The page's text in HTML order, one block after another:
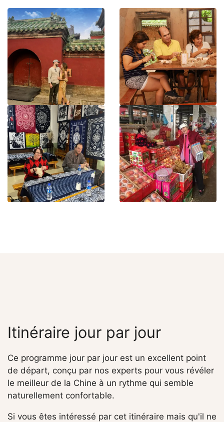
Itinéraire jour par jour
Ce programme jour par jour est un excellent point
de départ, conçu par nos experts pour vous révéler
le meilleur de la Chine à un rythme qui semble
naturellement confortable.
Si vous êtes intéressé par cet itinéraire mais qu'il ne